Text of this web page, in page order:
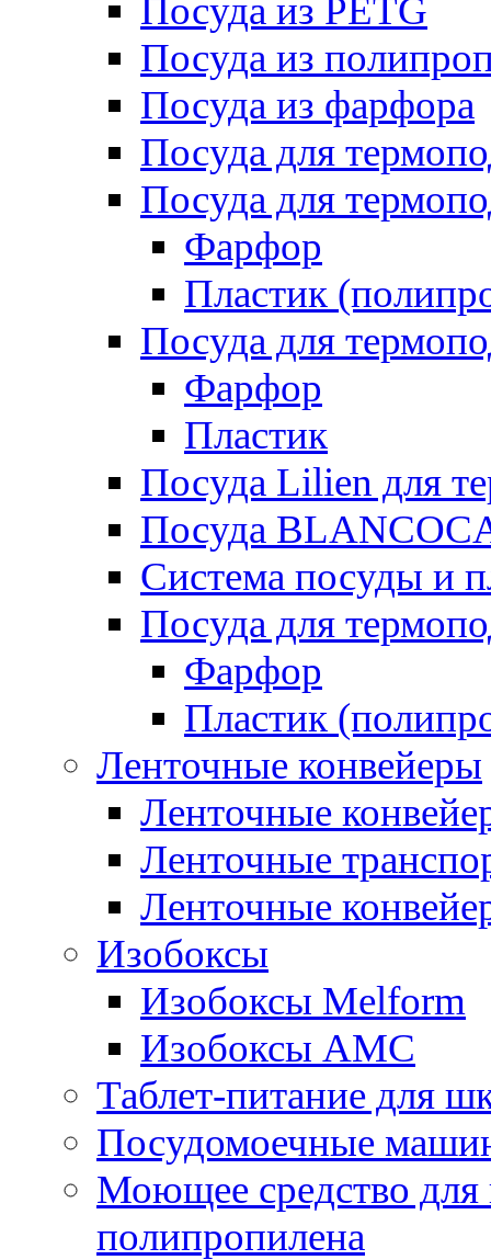
Посуда из PETG
Посуда из
Посуда из фарфора
Посуда для
Посуда для
Фарфор
Пластик
Посуда для
Фарфор
Пластик
Посуда Lilien для
Посуда
Система посуды и
Посуда для
Фарфор
Пластик
Ленточные конвейеры
Ленточные
Ленточные
Ленточные
Изобоксы
Изобоксы Melform
Изобоксы AMC
Таблет-питание для
Посудомоечные
Моющее средство для
полипропилена